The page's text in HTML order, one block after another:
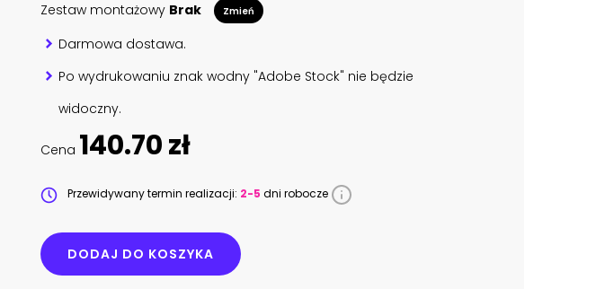
Zestaw montażowy Brak Zmień
Darmowa dostawa.
Po wydrukowaniu znak wodny "Adobe Stock" nie będzie
widoczny.
Cena 140.70 zł
Przewidywany termin realizacji: 2-5 dni robocze
DODAJ DO KOSZYKA